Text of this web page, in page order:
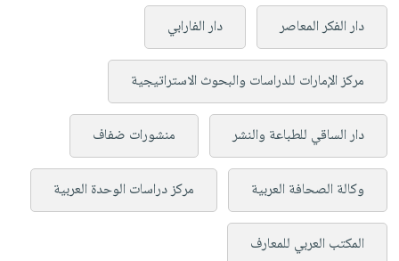
دار الفكر المعاصر دار الفارابي
مركز الإمارات للدراسات والبحوث الاستراتيجية
دار الساقي للطباعة والنشر منشورات ضفاف
وكالة الصحافة العربية مركز دراسات الوحدة العربية
المكتب العربي للمعارف